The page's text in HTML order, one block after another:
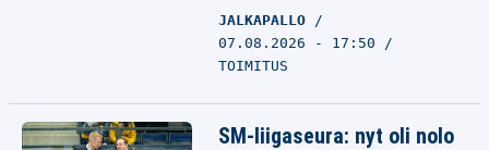
JALKAPALLO
07.08.2026 - 17:50
TOIMITUS
SM-liigaseura: nyt oli nolo